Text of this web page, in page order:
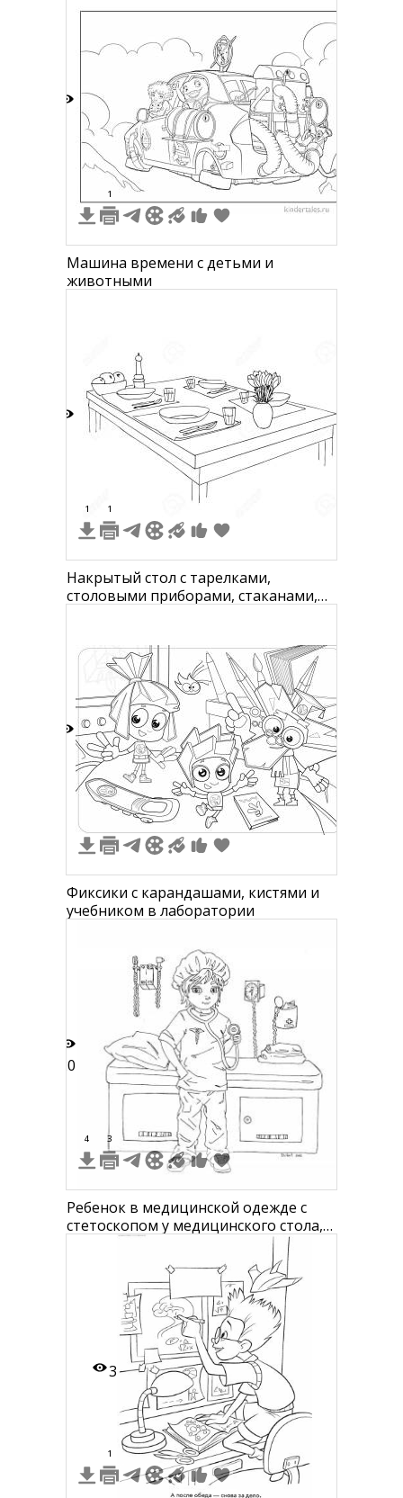
1
Машина времени с детьми и
животными
1 1
Накрытый стол с тарелками,
столовыми приборами, стаканами,
Фиксики с карандашами, кистями и
учебником в лаборатории
20
4 3
Ребенок в медицинской одежде с
стетоскопом у медицинского стола,
на стене приборы, на столе тонометр
3
1